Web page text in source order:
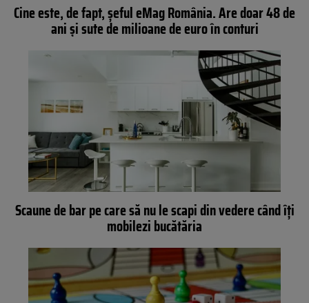
Cine este, de fapt, șeful eMag România. Are doar 48 de
ani și sute de milioane de euro în conturi
Scaune de bar pe care să nu le scapi din vedere când îți
mobilezi bucătăria